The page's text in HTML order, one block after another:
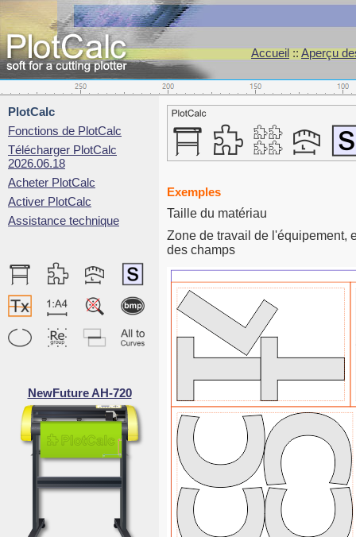
Accueil::Aperçu
PlotCalc
Fonctions de PlotCalc
Télécharger PlotCalc
2026.06.18
Acheter PlotCalc
Activer PlotCalc
Assistance technique
NewFuture AH-720
Exemples
Taille du matériau
Zone de travail de l'équipement,
des champs